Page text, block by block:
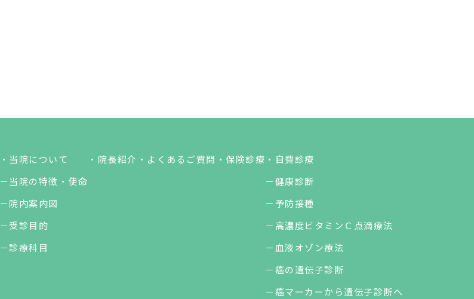
・当院について
－当院の特徴・使命
－院内案内図
－受診目的
－診療科目
・院長紹介 ・よくあるご質問 ・保険診療 ・自費診療
－健康診断
－予防接種
－高濃度ビタミンＣ点滴療法
－血液オゾン療法
－癌の遺伝子診断
－癌マーカーから遺伝子診断へ